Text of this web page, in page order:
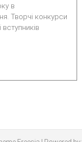
в
Творчі конкурси
вступників